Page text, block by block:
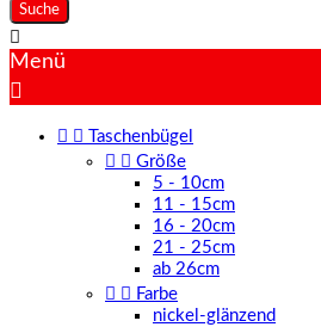
Suche

Menü

 
Taschenbügel
  Größe
5 - 10cm
11 - 15cm
16 - 20cm
21 - 25cm
ab 26cm
  Farbe
nickel-glänzend